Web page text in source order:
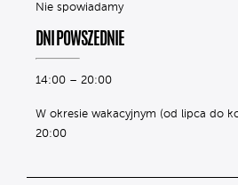
Nie spowiadamy
DNI POWSZEDNIE
14:00 – 20:00
W okresie wakacyjnym (od lipca do
20:00